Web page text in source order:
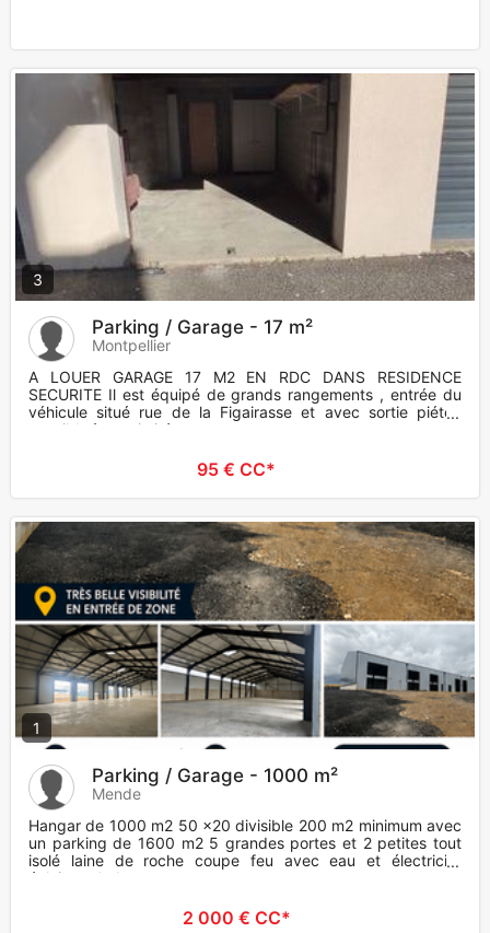
3
Parking / Garage - 17 m²
Montpellier
A LOUER GARAGE 17 M2 EN RDC DANS RESIDENCE
SECURITE Il est équipé de grands rangements , entrée du
véhicule situé rue de la Figairasse et avec sortie piéton
possible à proximité
95 € CC*
1
Parking / Garage - 1000 m²
Mende
Hangar de 1000 m2 50 x20 divisible 200 m2 minimum avec
un parking de 1600 m2 5 grandes portes et 2 petites tout
isolé laine de roche coupe feu avec eau et électricité
éclairage led
2 000 € CC*